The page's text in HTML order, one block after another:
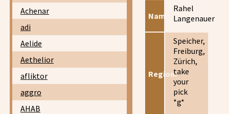
Achenar
adi
Aelide
Aethelior
afliktor
aggro
AHAB
Name:
Rahel
Langenauer
Region:
Speicher,
Freiburg,
Zürich,
take
your
pick
*g*